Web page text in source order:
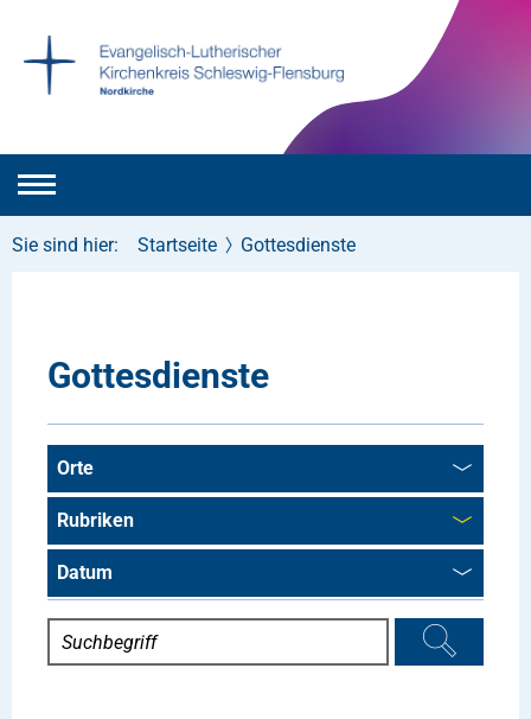
Sie sind hier: Startseite Gottesdienste
Gottesdienste
Orte
Rubriken
Datum